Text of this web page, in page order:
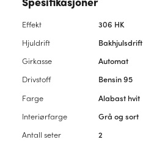
Effekt
306 HK
Hjuldrift
Bakhjulsdrift
Girkasse
Automat
Drivstoff
Bensin 95
Farge
Alabast hvit
Interiørfarge
Grå og sort
Antall seter
2